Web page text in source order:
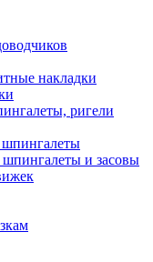
накладки
ригели
и засовы